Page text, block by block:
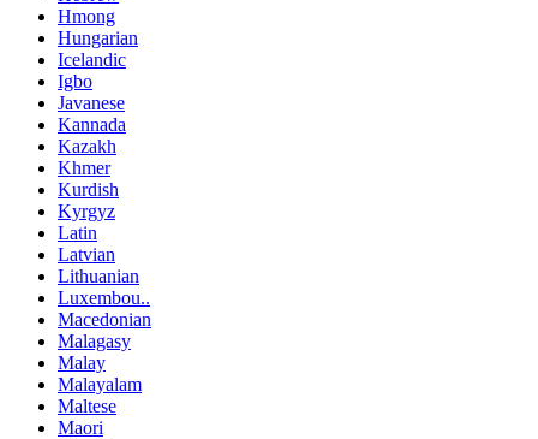
Hmong
Hungarian
Icelandic
Igbo
Javanese
Kannada
Kazakh
Khmer
Kurdish
Kyrgyz
Latin
Latvian
Lithuanian
Luxembou..
Macedonian
Malagasy
Malay
Malayalam
Maltese
Maori